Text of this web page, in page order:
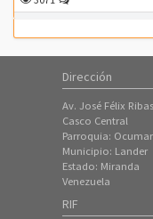
09/May/2016
3190
Carga de Notas
02/May/2016
Carga de Plan de
25/Abr/2016
Dirección
Av. José Félix
Casco Central
Parroquia:
Municipio: Lander
Estado: Miranda
Venezuela
RIF